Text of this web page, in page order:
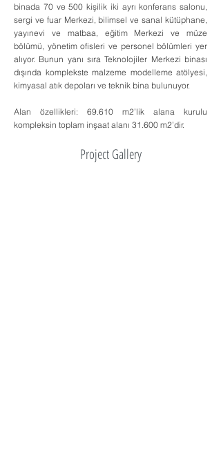
binada 70 ve 500 kişilik iki ayrı konferans salonu,
sergi ve fuar Merkezi, bilimsel ve sanal kütüphane,
yayınevi ve matbaa, eğitim Merkezi ve müze
bölümü, yönetim ofisleri ve personel bölümleri yer
alıyor. Bunun yanı sıra Teknolojiler Merkezi binası
dışında komplekste malzeme modelleme atölyesi,
kimyasal atık depoları ve teknik bina bulunuyor.
Alan özellikleri: 69.610 m2’lik alana kurulu
kompleksin toplam inşaat alanı 31.600 m2’dir.
Project Gallery